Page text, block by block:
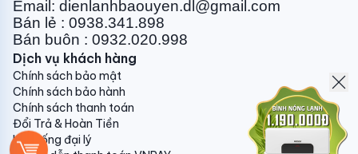
thế máy điều hòa Daikin FTKB35ZVMV làm lạnh
nhanh, mát lạnh dễ chịu chỉ sau vài phút khởi động.
Điều hòa Daikin inverter tiên phong tiết
kiệm điện
Email: dienlanhbaouyen.dl@gmail.com
Bán lẻ : 0938.341.898
Bán buôn : 0932.020.998
Dịch vụ khách hàng
Chính sách bảo mật
Chính sách bảo hành
Chính sách thanh toán
Đổi Trả & Hoàn Tiền
Hệ thống đại lý